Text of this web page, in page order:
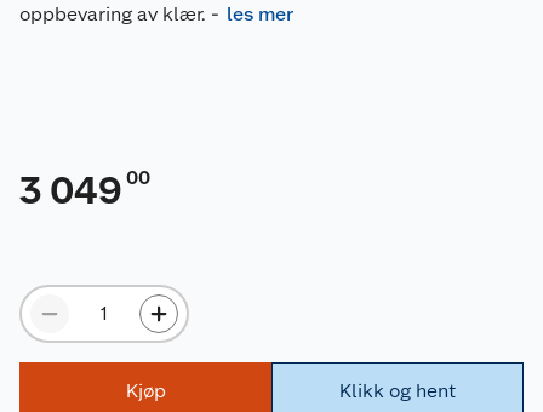
oppbevaring av klær. - les mer
3 049 00
Kjøp Klikk og hent